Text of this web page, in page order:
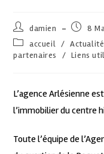
damien
8
accueil /
partenaires
/ Liens
L’agence Arlésienne
l’immobilier du centre
Toute l’équipe de